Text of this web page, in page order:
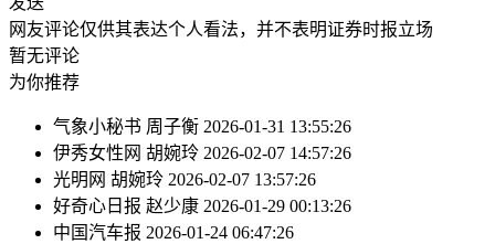
网友评论仅供其表达个人看法，并不表明证券时报立场
暂无评论
为你推荐
气象小秘书 周子衡 2026-01-31 13:55:26
伊秀女性网 胡婉玲 2026-02-07 14:57:26
光明网 胡婉玲 2026-02-07 13:57:26
好奇心日报 赵少康 2026-01-29 00:13:26
中国汽车报 2026-01-24 06:47:26